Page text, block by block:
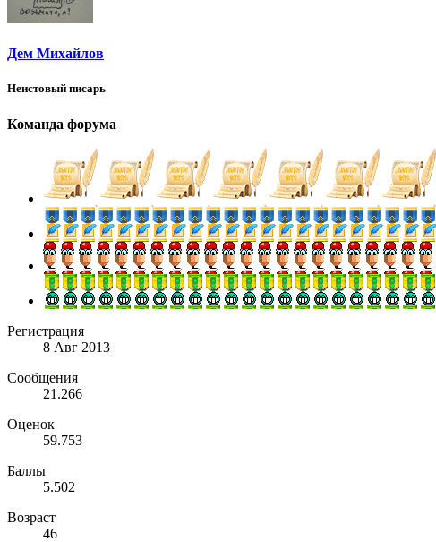
Дем Михайлов
Неистовый писарь
Команда форума
Регистрация
8 Авг 2013
Сообщения
21.266
Оценок
59.753
Баллы
5.502
Возраст
46